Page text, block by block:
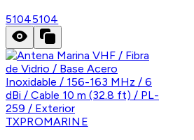
51045104
TXPROMARINE